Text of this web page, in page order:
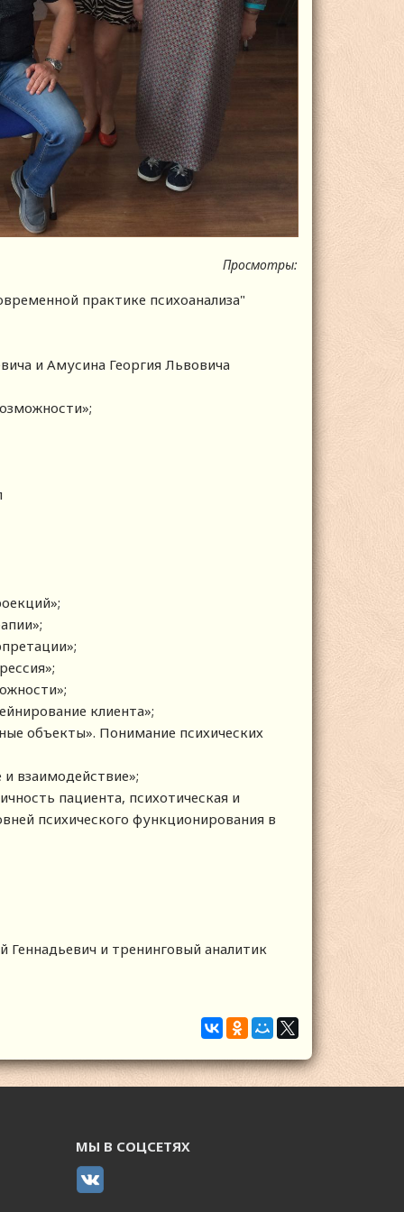
Просмотры:
практике психоанализа"
и Амусина Георгия Львовича
клиента»;
объекты». Понимание психических
взаимодействие»;
пациента, психотическая и
психического функционирования в
и тренинговый аналитик
МЫ В СОЦСЕТЯХ